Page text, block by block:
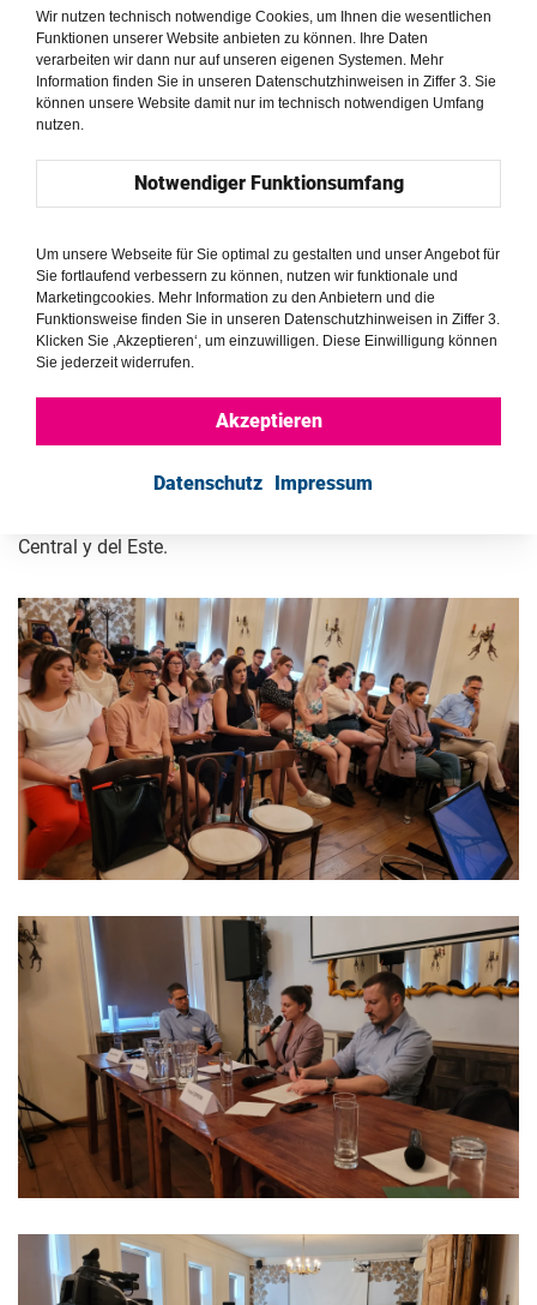
embargo, Polonia es más restrictiva en lo que respecta a
las uniones civiles entre personas del mismo sexo (que, en
cambio, son legales en Hungría desde 2009), y en algunos
municipios se han declarado "zonas libres de LGBT", como
se les denomina. Por su parte, Hungría es más restrictiva
en lo que respecta a la educación de menores sobre temas
relacionados con el colectivo LGBTQI+.
basa en una supuesta "ideología de género y LGBTQI" que
ataca la "normalidad", los valores conservadores y las
familias. Culpan sobre todo a la izquierda, a las élites
liberales, a Occidente y a la oposición nacional por difundir
La conexión con actores internacionales desempeña un
Fidesz. Esto no es tan importante en Polonia, puesto que el
Central y del Este.
Wir nutzen technisch notwendige Cookies, um Ihnen die wesentlichen
Funktionen unserer Website anbieten zu können. Ihre Daten
verarbeiten wir dann nur auf unseren eigenen Systemen. Mehr
Information finden Sie in unseren Datenschutzhinweisen in Ziffer 3. Sie
können unsere Website damit nur im technisch notwendigen Umfang
nutzen.
Notwendiger Funktionsumfang
Um unsere Webseite für Sie optimal zu gestalten und unser Angebot für
Sie fortlaufend verbessern zu können, nutzen wir funktionale und
Marketingcookies. Mehr Information zu den Anbietern und die
Funktionsweise finden Sie in unseren Datenschutzhinweisen in Ziffer 3.
Klicken Sie ‚Akzeptieren‘, um einzuwilligen. Diese Einwilligung können
Sie jederzeit widerrufen.
Akzeptieren
Datenschutz Impressum